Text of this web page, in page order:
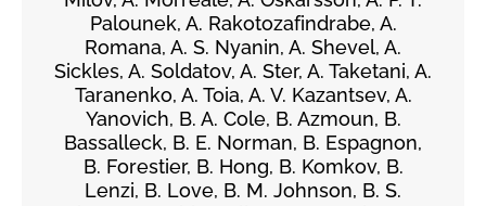
Palounek, A. Rakotozafindrabe, A.
Romana, A. S. Nyanin, A. Shevel, A.
Sickles, A. Soldatov, A. Ster, A. Taketani, A.
Taranenko, A. Toia, A. V. Kazantsev, A.
Yanovich, B. A. Cole, B. Azmoun, B.
Bassalleck, B. E. Norman, B. Espagnon,
B. Forestier, B. Hong, B. Komkov, B.
Lenzi, B. Love, B. M. Johnson, B. S.